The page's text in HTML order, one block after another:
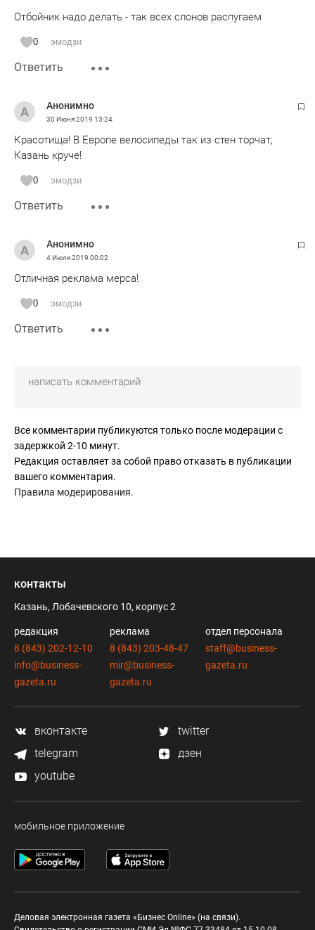
Отбойник надо делать - так всех слонов распугаем
0 эмодзи
Ответить
Анонимно
30 Июня 2019 13:24
Красотища! В Европе велосипеды так из стен торчат,
Казань круче!
0 эмодзи
Ответить
Анонимно
4 Июля 2019 00:02
Отличная реклама мерса!
0 эмодзи
Ответить
Все комментарии публикуются только после модерации с
задержкой 2-10 минут.
Редакция оставляет за собой право отказать в публикации
вашего комментария.
Правила модерирования.
контакты
Казань, Лобачевского 10, корпус 2
редакция
8 (843) 202-12-10
info@business-
gazeta.ru
реклама
8 (843) 203-48-47
mir@business-
gazeta.ru
отдел персонала
staff@business-
gazeta.ru
вконтакте
twitter
telegram
дзен
youtube
мобильное приложение
Деловая электронная газета «Бизнес Online» (на связи).